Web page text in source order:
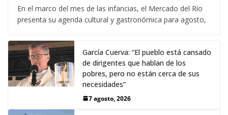
En el marco del mes de las infancias, el Mercado del Río
presenta su agenda cultural y gastronómica para agosto,
García Cuerva: “El pueblo está cansado
de dirigentes que hablan de los
pobres, pero no están cerca de sus
necesidades”
7 agosto, 2026